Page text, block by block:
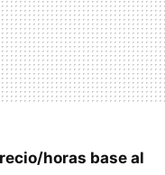
horas base al